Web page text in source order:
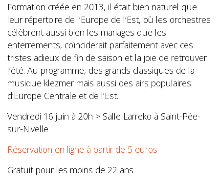
Formation créée en 2013, il était bien naturel que
leur répertoire de l’Europe de l’Est, où les orchestres
célèbrent aussi bien les mariages que les
enterrements, coïnciderait parfaitement avec ces
tristes adieux de fin de saison et la joie de retrouver
l’été. Au programme, des grands classiques de la
musique klezmer mais aussi des airs populaires
d’Europe Centrale et de l’Est.
Vendredi 16 juin à 20h > Salle Larreko à Saint-Pée-
sur-Nivelle
Réservation en ligne à partir de 5 euros
Gratuit pour les moins de 22 ans